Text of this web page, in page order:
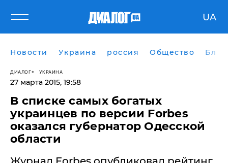
UA
Новости Украина россия Общество
ДИАЛОГ УКРАИНА
27 марта 2015, 19:58
В списке самых богатых
украинцев по версии Forbes
оказался губернатор Одесской
области